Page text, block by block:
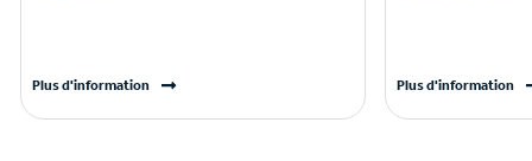
Plus d'information Plus d'information